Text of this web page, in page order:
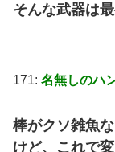
そんな武器は
171: 名無しのハ
棒がクソ雑魚
けど、これで